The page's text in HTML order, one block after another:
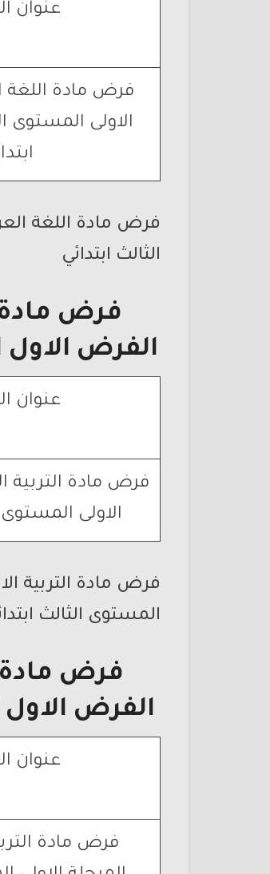
عنوان
فرض مادة اللغة
الاولى المستوى
فرض مادة اللغة
الثالث ابتدائي
فرض مادة
الفرض الاول
عنوان
فرض مادة التربية
الاولى المستوى
فرض مادة التربية
المستوى الثالث
فرض مادة
الفرض الاول
عنوان
فرض مادة